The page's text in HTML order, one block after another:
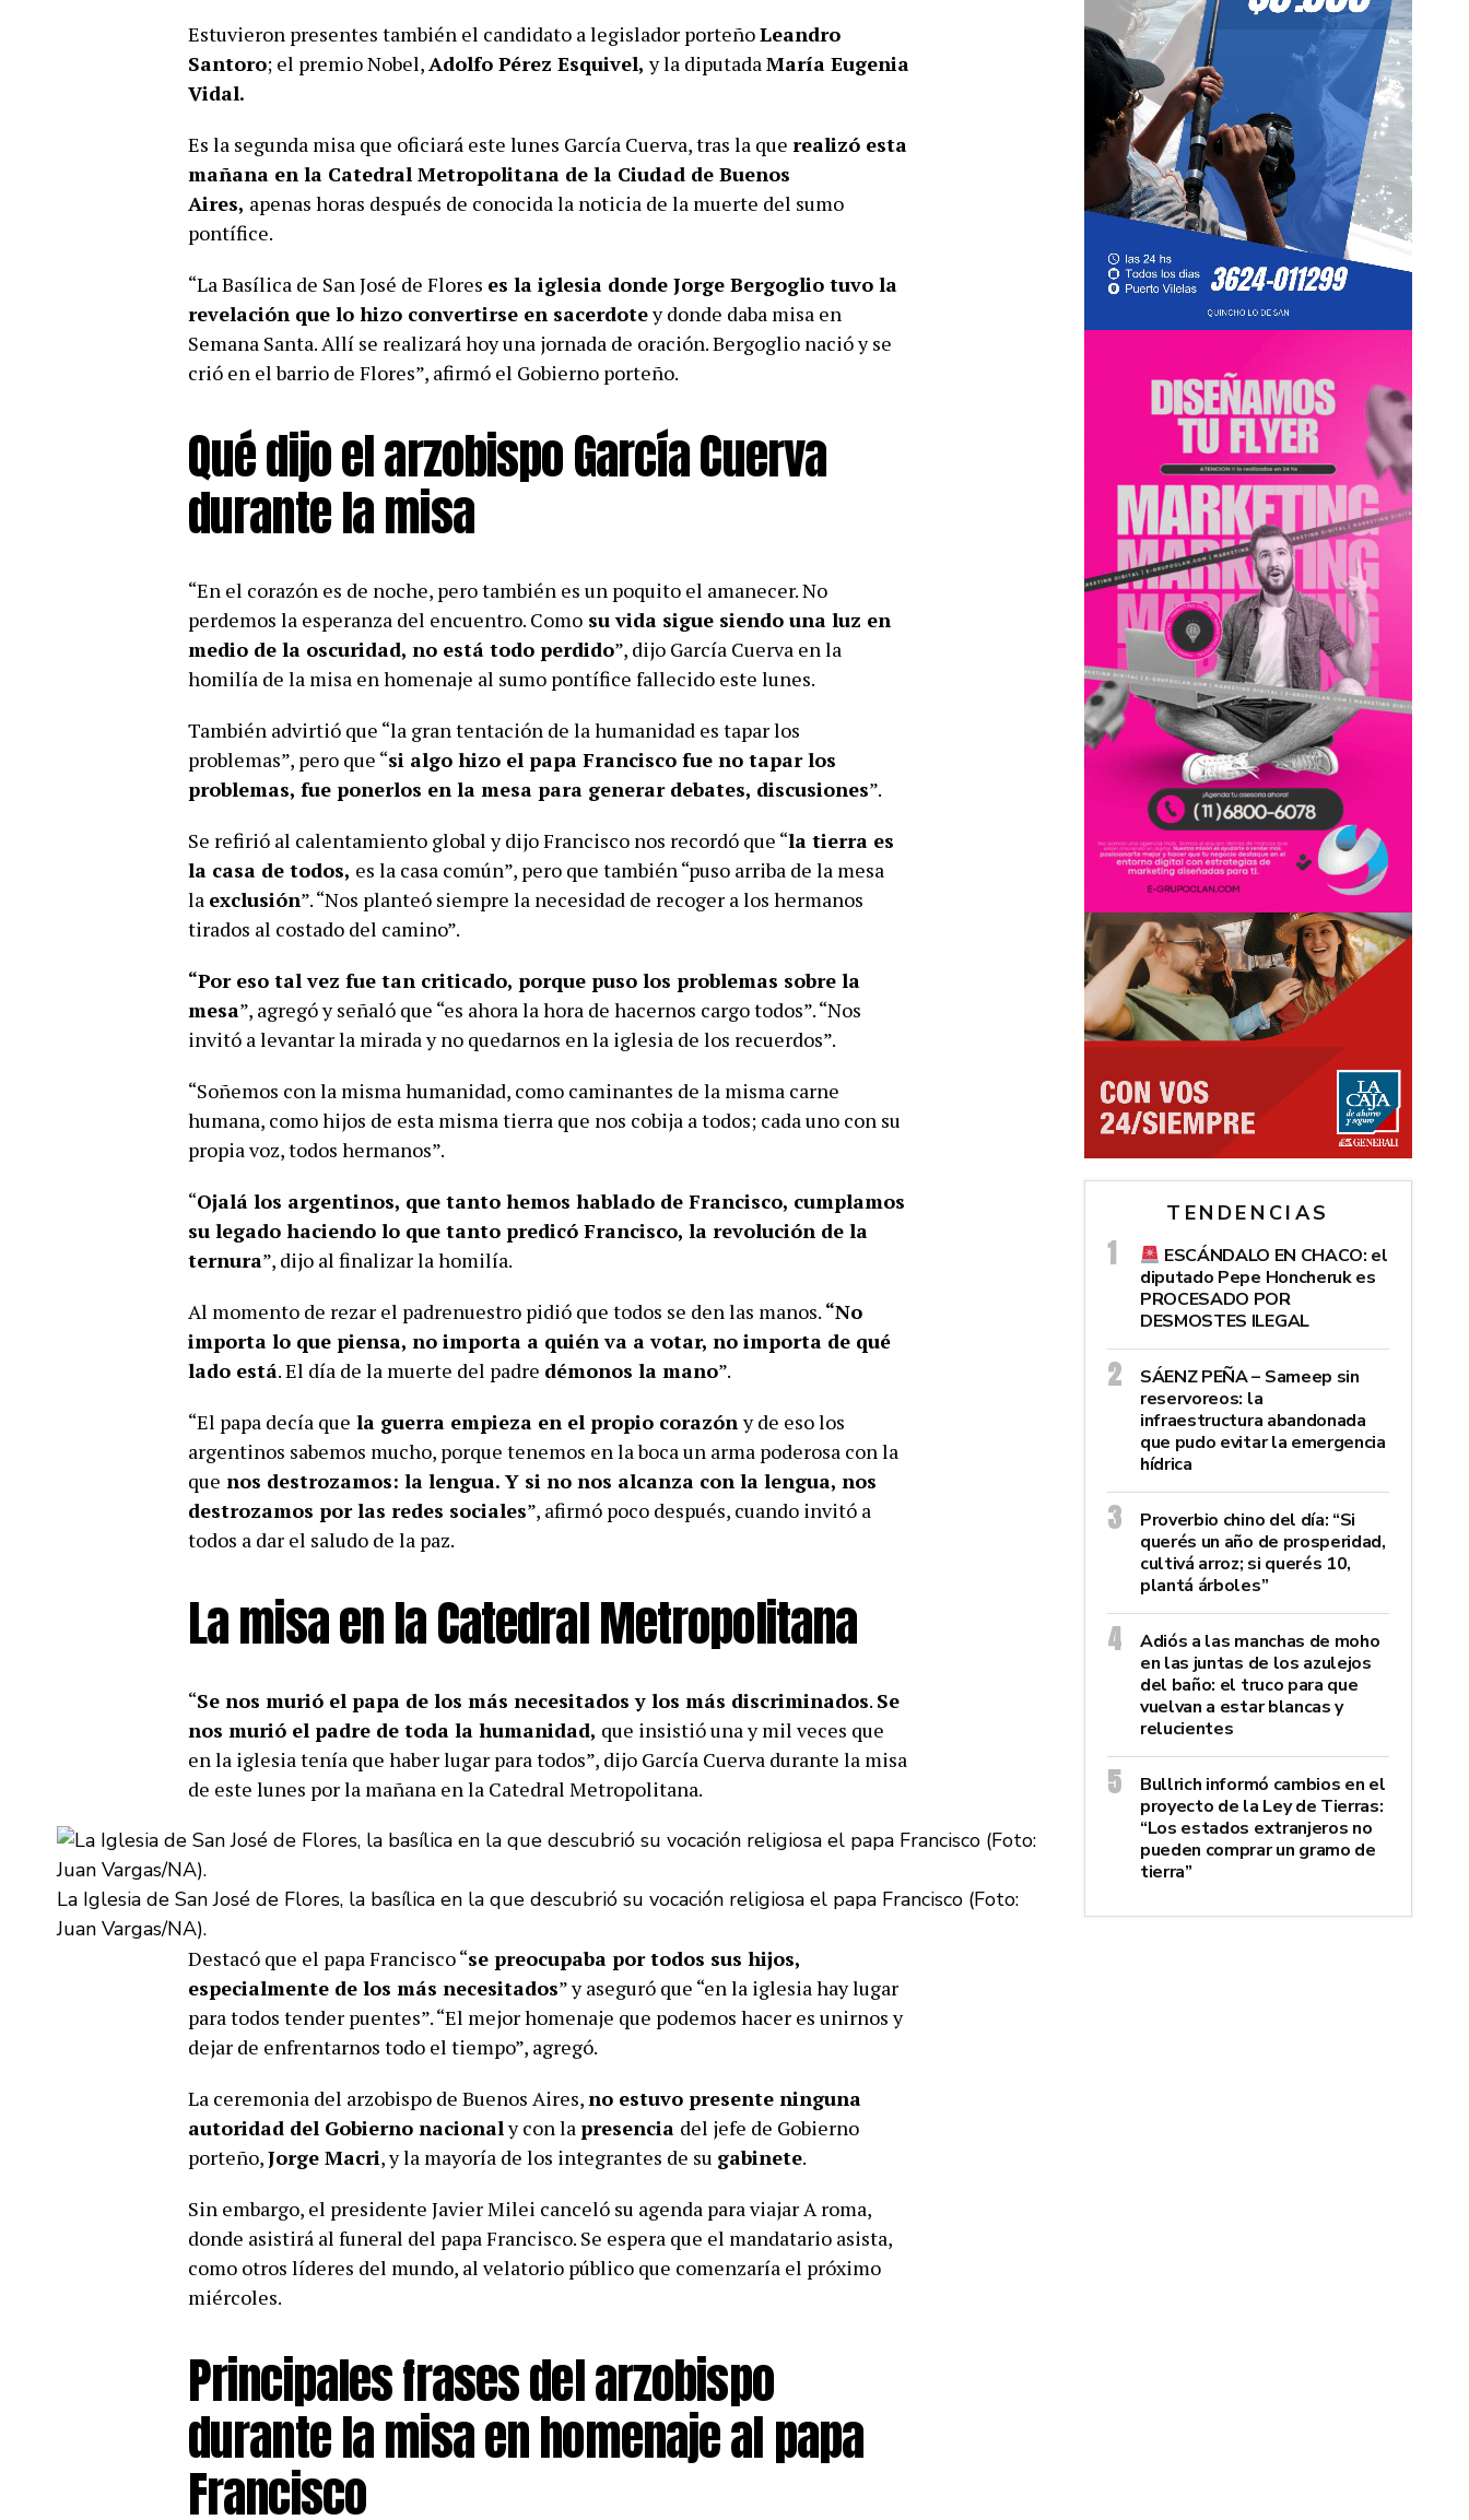
Estuvieron presentes también el candidato a legislador porteñoLeandro
Santoro; el premio Nobel,Adolfo Pérez Esquivel,y la diputadaMaría Eugenia
Vidal.
Es la segunda misa que oficiará este lunes García Cuerva, tras la que realizó esta
mañana en la Catedral Metropolitana de la Ciudad de Buenos
Aires, apenas horas después de conocida la noticia de la muerte del sumo
pontífice.
“La Basílica de San José de Flores es la iglesia donde Jorge Bergoglio tuvo la
revelación que lo hizo convertirse en sacerdotey donde daba misa en
Semana Santa. Allí se realizará hoy una jornada de oración. Bergoglio nació y se
crió en el barrio de Flores”, afirmó el Gobierno porteño.
Qué dijo el arzobispo García Cuerva
durante la misa
“En el corazón es de noche, pero también es un poquito el amanecer. No
perdemos la esperanza del encuentro. Como su vida sigue siendo una luz en
medio de la oscuridad, no está todo perdido”, dijo García Cuerva en la
homilía de la misa en homenaje al sumo pontífice fallecido este lunes.
También advirtió que “la gran tentación de la humanidad es tapar los
problemas”, pero que “si algo hizo el papa Francisco fue no tapar los
problemas, fue ponerlos en la mesa para generar debates, discusiones”.
Se refirió al calentamiento global y dijo Francisco nos recordó que “la tierra es
la casa de todos, es la casa común”, pero que también “puso arriba de la mesa
la exclusión”. “Nos planteó siempre la necesidad de recoger a los hermanos
tirados al costado del camino”.
“Por eso tal vez fue tan criticado, porque puso los problemas sobre la
mesa”, agregó y señaló que “es ahora la hora de hacernos cargo todos”. “Nos
invitó a levantar la mirada y no quedarnos en la iglesia de los recuerdos”.
“Soñemos con la misma humanidad, como caminantes de la misma carne
humana, como hijos de esta misma tierra que nos cobija a todos; cada uno con su
propia voz, todos hermanos”.
“Ojalá los argentinos, que tanto hemos hablado de Francisco, cumplamos
su legado haciendo lo que tanto predicó Francisco, la revolución de la
ternura”, dijo al finalizar la homilía.
Al momento de rezar el padrenuestro pidió que todos se den las manos. “No
importa lo que piensa, no importa a quién va a votar, no importa de qué
lado está. El día de la muerte del padre démonos la mano”.
“El papa decía que la guerra empieza en el propio corazóny de eso los
argentinos sabemos mucho, porque tenemos en la boca un arma poderosa con la
que nos destrozamos: la lengua. Y si no nos alcanza con la lengua, nos
destrozamos por las redes sociales”, afirmó poco después, cuando invitó a
todos a dar el saludo de la paz.
La misa en la Catedral Metropolitana
“Se nos murió el papa de los más necesitados y los más discriminados. Se
nos murió el padre de toda la humanidad, que insistió una y mil veces que
en la iglesia tenía que haber lugar para todos”, dijo García Cuerva durante la misa
de este lunes por la mañana en la Catedral Metropolitana.
La Iglesia de San José de Flores, la basílica en la que descubrió su vocación religiosa el papa Francisco (Foto:
Juan Vargas/NA).
Destacó que el papa Francisco “se preocupaba por todos sus hijos,
especialmente de los más necesitados” y aseguró que “en la iglesia hay lugar
para todos tender puentes”. “El mejor homenaje que podemos hacer es unirnos y
dejar de enfrentarnos todo el tiempo”, agregó.
La ceremonia del arzobispo de Buenos Aires,no estuvo presente ninguna
autoridad del Gobierno nacionaly con lapresencia del jefe de Gobierno
porteño,Jorge Macri, y la mayoría de los integrantes de su gabinete.
Sin embargo, el presidente Javier Milei canceló su agenda para viajar A roma,
donde asistirá al funeral del papa Francisco. Se espera que el mandatario asista,
como otros líderes del mundo, al velatorio público que comenzaría el próximo
miércoles.
Principales frases del arzobispo
durante la misa en homenaje al papa
Francisco
TENDENCIAS
ESCÁNDALO EN CHACO: el
diputado Pepe Honcheruk es
PROCESADO POR
DESMOSTES ILEGAL
SÁENZ PEÑA – Sameep sin
reservoreos: la
infraestructura abandonada
que pudo evitar la emergencia
hídrica
Proverbio chino del día: “Si
querés un año de prosperidad,
cultivá arroz; si querés 10,
plantá árboles”
Adiós a las manchas de moho
en las juntas de los azulejos
del baño: el truco para que
vuelvan a estar blancas y
relucientes
Bullrich informó cambios en el
proyecto de la Ley de Tierras:
“Los estados extranjeros no
pueden comprar un gramo de
tierra”